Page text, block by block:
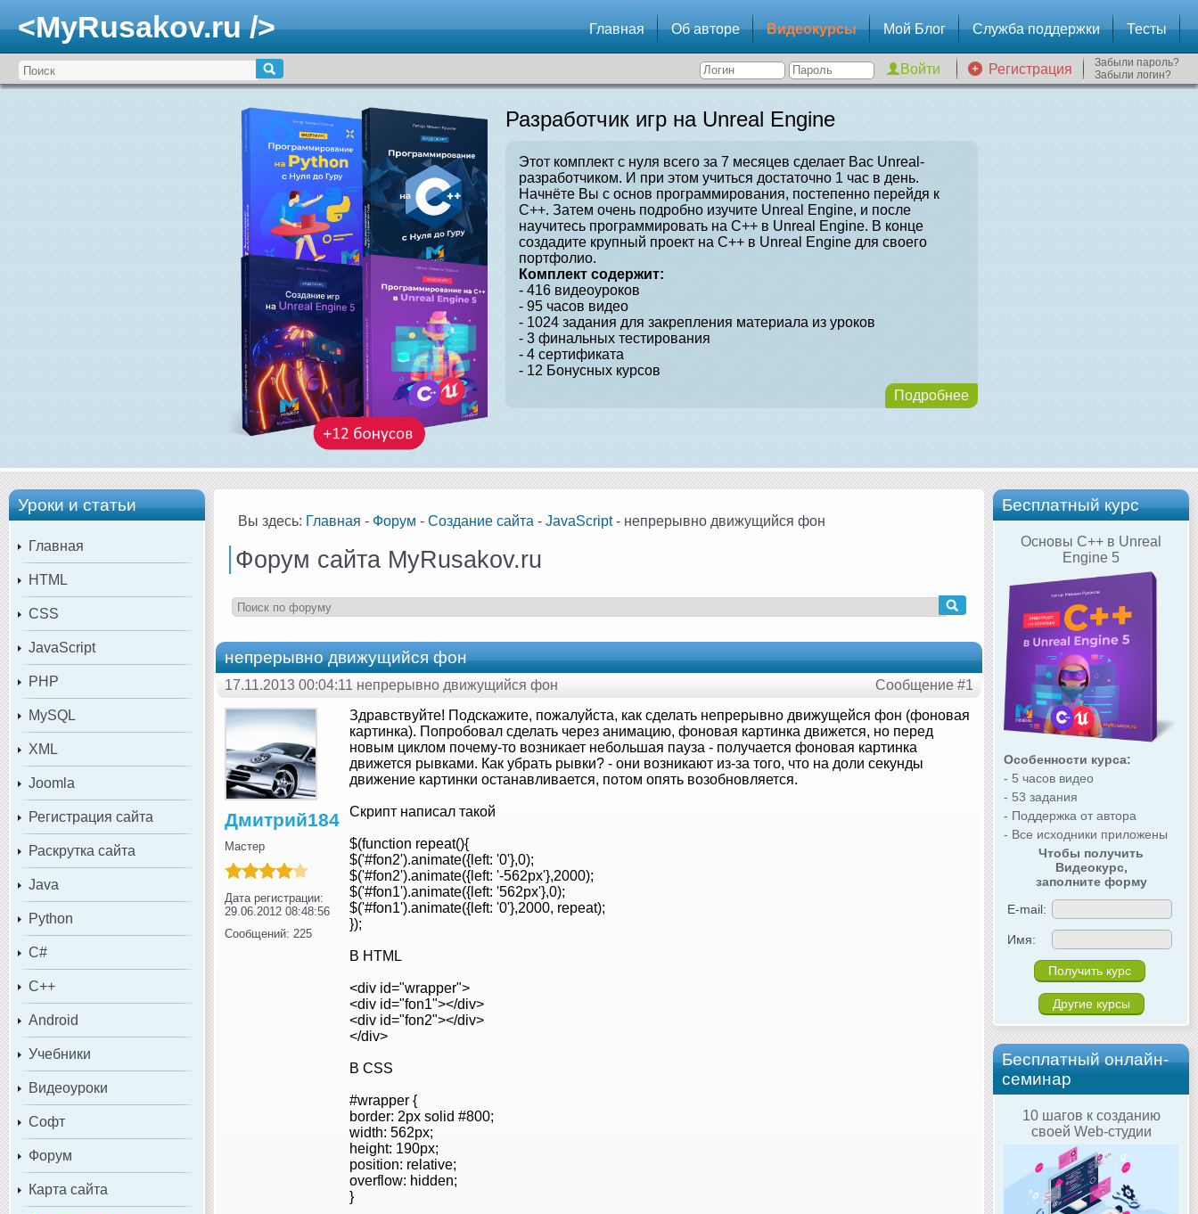
<MyRusakov.ru /> Главная Об авторе Видеокурсы Мой Блог Служба поддержки Тесты
Регистрация
Забыли пароль?
Забыли логин?
Разработчик игр на Unreal Engine
Этот комплект с нуля всего за 7 месяцев сделает Вас Unreal-
разработчиком. И при этом учиться достаточно 1 час в день.
Начнёте Вы с основ программирования, постепенно перейдя к
C++. Затем очень подробно изучите Unreal Engine, и после
научитесь программировать на C++ в Unreal Engine. В конце
создадите крупный проект на C++ в Unreal Engine для своего
портфолио.
Комплект содержит:
- 416 видеоуроков
- 95 часов видео
- 1024 задания для закрепления материала из уроков
- 3 финальных тестирования
- 4 сертификата
- 12 Бонусных курсов
Подробнее
Уроки и статьи
Главная
HTML
CSS
JavaScript
PHP
MySQL
XML
Joomla
Регистрация сайта
Раскрутка сайта
Java
Python
C#
C++
Android
Учебники
Видеоуроки
Софт
Форум
Карта сайта
Бесплатный курс
Основы C++ в Unreal
Engine 5
Особенности курса:
- 5 часов видео
- 53 задания
- Поддержка от автора
- Все исходники приложены
Чтобы получить
Видеокурс,
заполните форму
E-mail:
Имя:
Другие курсы
Бесплатный онлайн-
семинар
10 шагов к созданию
своей Web-студии
Вы здесь: Главная - Форум - Создание сайта - JavaScript- непрерывно движущийся фон
Форум сайта MyRusakov.ru
непрерывно движущийся фон
17.11.2013 00:04:11 непрерывно движущийся фон Сообщение #1
Дмитрий184
Мастер
Дата регистрации:
29.06.2012 08:48:56
Сообщений: 225
Здравствуйте! Подскажите, пожалуйста, как сделать непрерывно движущейся фон (фоновая
картинка). Попробовал сделать через анимацию, фоновая картинка движется, но перед
новым циклом почему-то возникает небольшая пауза - получается фоновая картинка
движется рывками. Как убрать рывки? - они возникают из-за того, что на доли секунды
движение картинки останавливается, потом опять возобновляется.
Скрипт написал такой
$(function repeat(){
$('#fon2').animate({left: '0'},0);
$('#fon2').animate({left: '-562px'},2000);
$('#fon1').animate({left: '562px'},0);
$('#fon1').animate({left: '0'},2000, repeat);
});
В HTML
<div id="wrapper">
<div id="fon1"></div>
<div id="fon2"></div>
</div>
В CSS
#wrapper {
border: 2px solid #800;
width: 562px;
height: 190px;
position: relative;
overflow: hidden;
}